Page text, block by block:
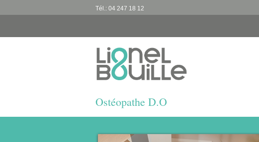
Tél.: 04 247 18 12
Ostéopathe D.O